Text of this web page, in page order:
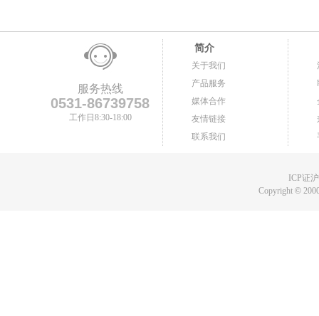
服务热线
0531-86739758
工作日8:30-18:00
简介
关于我们
产品服务
媒体合作
友情链接
联系我们
ICP证
Copyright©